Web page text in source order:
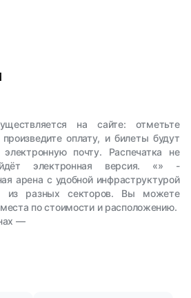
на сайте: отметьте
оплату, и билеты будут
почту. Распечатка не
электронная версия. «» -
арена с удобной инфраструктурой
из разных секторов. Вы можете
по стоимости и расположению.
—